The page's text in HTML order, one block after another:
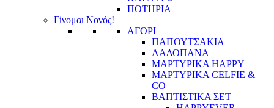
ΠΟΤΗΡΙΑ
Γίνομαι Νονός!
ΑΓΟΡΙ
ΠΑΠΟΥΤΣΑΚΙΑ
ΛΑΔΟΠΑΝΑ
ΜΑΡΤΥΡΙΚΑ HAPPY
ΜΑΡΤΥΡΙΚΑ CELFIE &
CO
ΒΑΠΤΙΣΤΙΚΑ ΣΕΤ